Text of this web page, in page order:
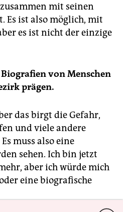
mit seinen
Es ist also möglich, mit
es ist nicht der einzige
von Menschen
prägen.
das birgt die Gefahr,
und viele andere
muss also eine
sehen. Ich bin jetzt
aber ich würde mich
eine biografische